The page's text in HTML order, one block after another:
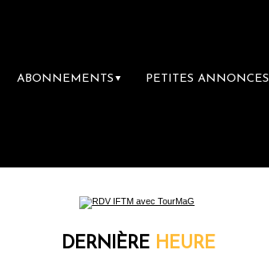
ABONNEMENTS ▼ PETITES ANNONCES
DERNIÈRE HEURE